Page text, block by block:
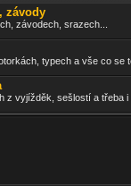
závody
závodech, srazech...
typech a vše co se
z vyjížděk, sešlostí a třeba i